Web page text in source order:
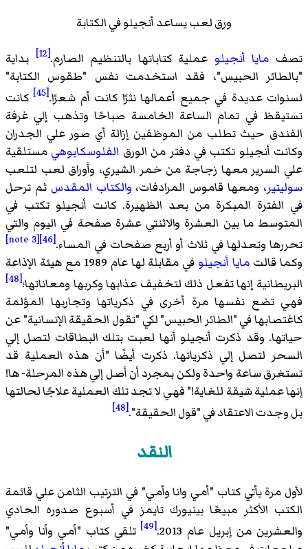
ورق لعب يساعد أنجيلو في الكتابة
مايا أنجيلوعملية كتاباتها بالتنظيم الصارم.
بداية
الحبيس"، فقد استخدمت نفس "طقوس الكتابة"
عديدة في جميع أعمالها نثرًا كانت أم شعرًا.[45]
كانت
في تمام الساعة الخامسة صباحًا وتذهب إلي غرفة
حيث تطلب من الموظفين إزالة أي صور علي الجدران
أنجيلو تكتب في دفتر من الورقالفلوسكابوهيمستلقية
معها زجاجة من خمر الشيري، وأوراق لعب لتلعب
، ومعها قاموس المرادفات،والكتاب المقدسثم ترحل
المبكرة من بعد الظهيرة. كانت أنجيلو تكتب في
ما بين العشرة والاثنتي عشرة صفحة في اليوم والتي
وتعدلها في ثلاث أو أربع صفحات في المساء.
[note 3]
قالتمايا أنجيلو
في مقابلة لها عام 1989 مع هيئة الإذاعة
إنها تفعل ذلك لتخفيف عذابها وكربها ومعاناتها؛[48]
نفسها مرة أخرى في ذكرياتها وتجاربها المؤلمة
في "الطائر الحبيس" لكي "تقول الحقيقة الإنسانية" عن
وقد ذكرت أنجيلو أنها لعبت بتلك البطاقات لتصل إلي
لتصل إلي ذكرياتها. ذكرت أيضًا "أن هذه العملية قد
ساعة واحدة ولكن بمجرد أن أصل إلي هذه المرحلة- ها!
عملية شيقة للغاية!" فهي لا تجد تلك العملية علاجًا لحالتها
الاعتقاد في "قول الحقيقة".
النقد
مرة يأتي كتاب "أمي وانا وأمي" في الترتيب الثامن علي قائمة
الأكثر مبيعًا بينيورك تايمز في أسبوع صدوره الحادي
من إبريل عام 2013.
[49]
تلقي كتاب "أمي وأنا وأمي"